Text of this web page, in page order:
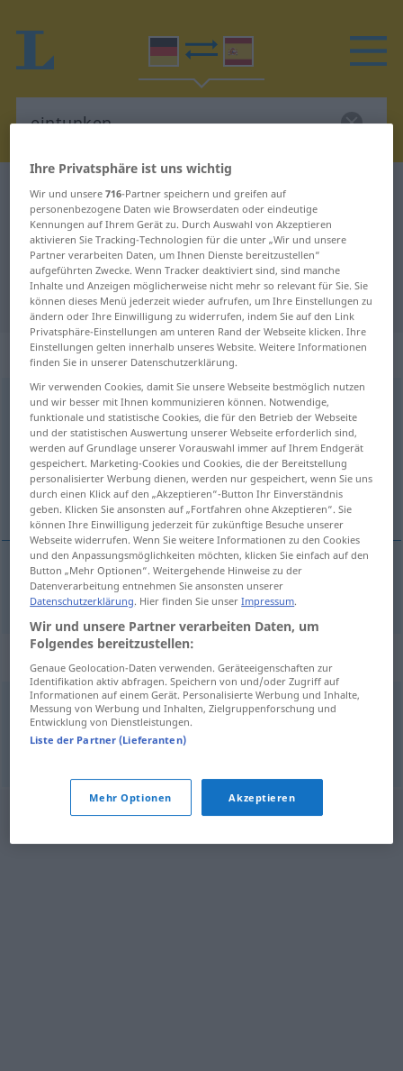
Deutsch-Spanisch Wörterbuch eintunken
Deutsch-Spanisch Übersetzung für
"eintunken"
"eintunken" Spanisch Übersetzung
„eintunken“: transitives Verb
eintunkenv/t
Übersicht aller Übersetzungen
(Für mehr Details die Übersetzung anklicken/antippen)
mojar en salsa
mojar(en salsa) eintunken
Synonyme für "eintunken"
stippen (ugs.),eintauchen,tunken,tauchen
Ihre Privatsphäre ist uns wichtig
Wir und unsere716-Partner speichern und greifen auf
personenbezogene Daten wie Browserdaten oder eindeutige
Kennungen auf Ihrem Gerät zu. Durch Auswahl von Akzeptieren
aktivieren Sie Tracking-Technologien für die unter „Wir und unsere
Partner verarbeiten Daten, um Ihnen Dienste bereitzustellen“
aufgeführten Zwecke. Wenn Tracker deaktiviert sind, sind manche
Inhalte und Anzeigen möglicherweise nicht mehr so relevant für Sie. Sie
können dieses Menü jederzeit wieder aufrufen, um Ihre Einstellungen zu
ändern oder Ihre Einwilligung zu widerrufen, indem Sie auf den Link
Privatsphäre-Einstellungen am unteren Rand der Webseite klicken. Ihre
Einstellungen gelten innerhalb unseres Website. Weitere Informationen
finden Sie in unserer Datenschutzerklärung.
Wir verwenden Cookies, damit Sie unsere Webseite bestmöglich nutzen
und wir besser mit Ihnen kommunizieren können. Notwendige,
funktionale und statistische Cookies, die für den Betrieb der Webseite
und der statistischen Auswertung unserer Webseite erforderlich sind,
werden auf Grundlage unserer Vorauswahl immer auf Ihrem Endgerät
gespeichert. Marketing-Cookies und Cookies, die der Bereitstellung
personalisierter Werbung dienen, werden nur gespeichert, wenn Sie uns
durch einen Klick auf den „Akzeptieren“-Button Ihr Einverständnis
geben. Klicken Sie ansonsten auf „Fortfahren ohne Akzeptieren“. Sie
können Ihre Einwilligung jederzeit für zukünftige Besuche unserer
Webseite widerrufen. Wenn Sie weitere Informationen zu den Cookies
und den Anpassungsmöglichkeiten möchten, klicken Sie einfach auf den
Button „Mehr Optionen“. Weitergehende Hinweise zu der
Datenverarbeitung entnehmen Sie ansonsten unserer
Datenschutzerklärung. Hier finden Sie unserImpressum.
Wir und unsere Partner verarbeiten Daten, um
Folgendes bereitzustellen:
Genaue Geolocation-Daten verwenden. Geräteeigenschaften zur
Identifikation aktiv abfragen. Speichern von und/oder Zugriff auf
Informationen auf einem Gerät. Personalisierte Werbung und Inhalte,
Messung von Werbung und Inhalten, Zielgruppenforschung und
Entwicklung von Dienstleistungen.
Liste der Partner (Lieferanten)
Mehr Optionen Akzeptieren